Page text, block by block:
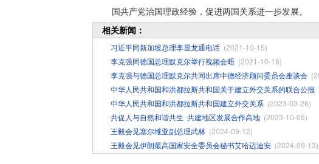
国共产党治国理政经验，促进两国关系进一步发展。
相关新闻：
习近平同新加坡总理李显龙通电话 (2021-10-15)
李克强同德国总理默克尔举行视频会晤 (2021-10-18)
李克强与德国总理默克尔共同出席中德经济顾问委员会座谈会
中华人民共和国和洪都拉斯共和国关于建立外交关系的联合公报
中华人民共和国和洪都拉斯共和国建立外交关系 (2023-03-26)
共促人与自然和谐共生 ​共建地区发展合作高地 (2023-10-05)
王毅会见塞尔维亚副总理武林 (2024-09-12)
王毅会见伊朗最高国家安全委员会秘书艾哈迈迪安 (2024-09-13)